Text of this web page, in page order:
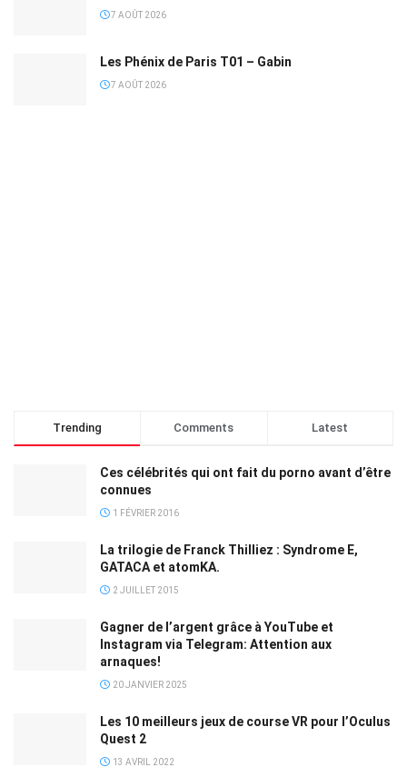
7 AOÛT 2026
Les Phénix de Paris T01 – Gabin
7 AOÛT 2026
Trending Comments Latest
Ces célébrités qui ont fait du porno avant d’être
connues
1 FÉVRIER 2016
La trilogie de Franck Thilliez : Syndrome E,
GATACA et atomKA.
2 JUILLET 2015
Gagner de l’argent grâce à YouTube et
Instagram via Telegram: Attention aux
arnaques!
20 JANVIER 2025
Les 10 meilleurs jeux de course VR pour l’Oculus
Quest 2
13 AVRIL 2022